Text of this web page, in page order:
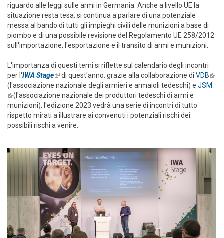
riguardo alle leggi sulle armi in Germania. Anche a livello UE la
situazione resta tesa: si continua a parlare di una potenziale
messa al bando di tutti gli impieghi civili delle munizioni a base di
piombo e di una possibile revisione del Regolamento UE 258/2012
sull'importazione, l'esportazione e il transito di armi e munizioni.
L'importanza di questi temi si riflette sul calendario degli incontri
per l'IWA Stage(link is external)
di quest'anno: grazie alla collaborazione di VDB(link
(l'associazione nazionale degli armieri e armaioli tedeschi) e JSM
(link is external)
(l'associazione nazionale dei produttori tedeschi di armi e
munizioni), l'edizione 2023 vedrà una serie di incontri di tutto
rispetto mirati a illustrare ai convenuti i potenziali rischi dei
possibili rischi a venire.